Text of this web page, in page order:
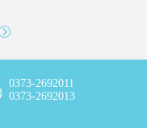
0373-2692011
0373-2692013